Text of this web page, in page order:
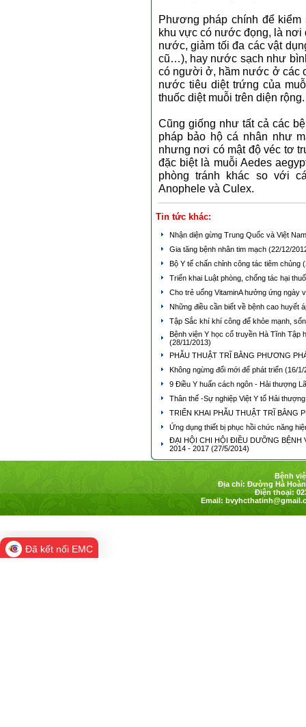
Phương pháp chính để
khu vực có nước đọng, là
nước, giảm tối đa các vật
cũ…), hay nước sạch như
có người ở, hầm nước ở các
nước tiêu diệt trứng của
thuốc diệt muỗi trên diện rộng.
Cũng giống như tất cả các
pháp bảo hộ cá nhân như
nhưng nơi có mật độ véc tơ
đặc biệt là muỗi Aedes
phòng tránh khác so với
Anophele và Culex.
Tin tức khác:
Nhận diện gừng Trung Quốc và Việt
Gia tăng bệnh nhân tim mạch (22/12/
Bộ Y tế chấn chỉnh công tác tiêm chủng
Triển khai Luật phòng, chống tác hại
Cho trẻ uống VitaminA hưởng ứng ngày
Những điều cần biết về bệnh cao huyết
Tập Sắc khí khí công để khỏe mạnh,
Bệnh viện Y học cổ truyền Hà Tĩnh Tập
(28/11/2013)
PHẪU THUẬT TRĨ BẰNG PHƯƠNG
Không ngừng đổi mới để phát triển (16/1/
9 Điều Y huấn cách ngôn - Hải thượng
Thân thế -Sự nghiệp Việt Y tổ Hải
TRIỂN KHAI PHẪU THUẬT TRĨ BẰNG
Ứng dụng thiết bị phục hồi chức năng
ĐẠI HỘI CHI HỘI ĐIỀU DƯỠNG BỆNH
2014 - 2017 (27/5/2014)
Bệnh
Địa chỉ: Đường Hà
Điện thoại:
Email:
Đã kết nối EMC